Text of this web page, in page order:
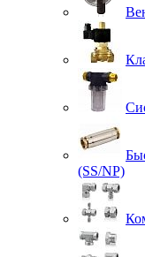
(SS/NP)